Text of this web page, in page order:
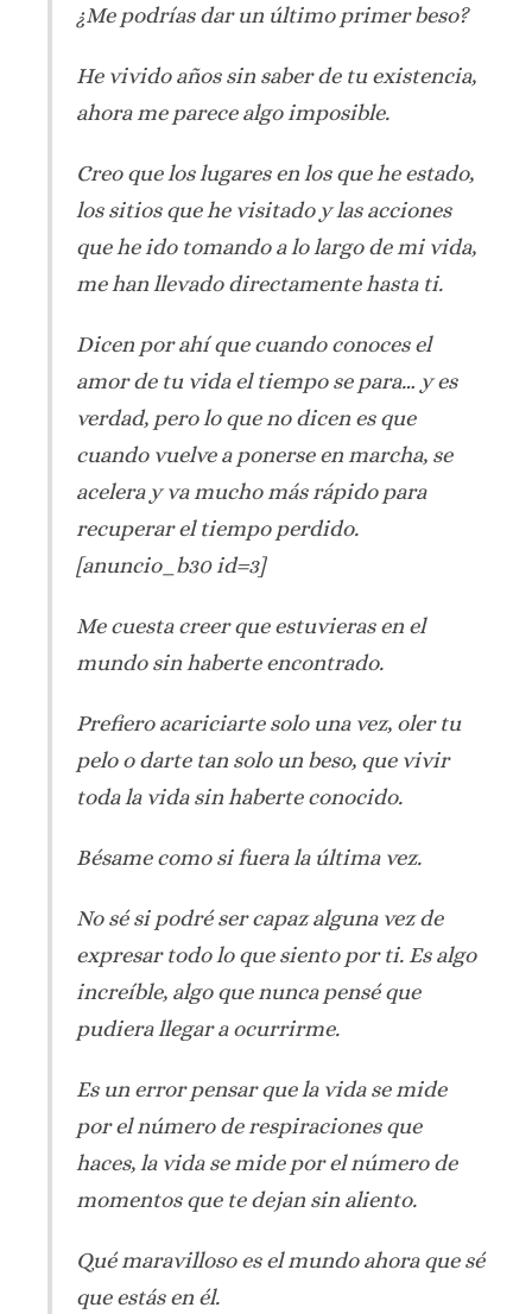
¿Me podrías dar un último primer beso?
He vivido años sin saber de tu existencia,
ahora me parece algo imposible.
Creo que los lugares en los que he estado,
los sitios que he visitado y las acciones
que he ido tomando a lo largo de mi vida,
me han llevado directamente hasta ti.
Dicen por ahí que cuando conoces el
amor de tu vida el tiempo se para… y es
verdad, pero lo que no dicen es que
cuando vuelve a ponerse en marcha, se
acelera y va mucho más rápido para
recuperar el tiempo perdido.
[anuncio_b30 id=3]
Me cuesta creer que estuvieras en el
mundo sin haberte encontrado.
Prefiero acariciarte solo una vez, oler tu
pelo o darte tan solo un beso, que vivir
toda la vida sin haberte conocido.
Bésame como si fuera la última vez.
No sé si podré ser capaz alguna vez de
expresar todo lo que siento por ti. Es algo
increíble, algo que nunca pensé que
pudiera llegar a ocurrirme.
Es un error pensar que la vida se mide
por el número de respiraciones que
haces, la vida se mide por el número de
momentos que te dejan sin aliento.
Qué maravilloso es el mundo ahora que sé
que estás en él.